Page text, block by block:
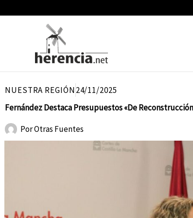
NUESTRA REGIÓN24/11/2025
Fernández Destaca Presupuestos «De
PorOtras Fuentes